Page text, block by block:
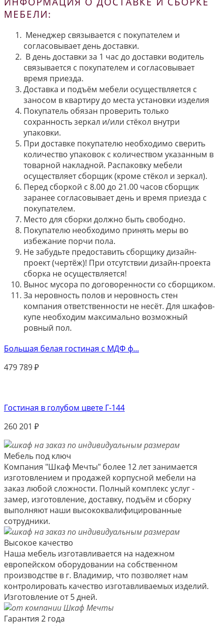
МЕБЕЛИ:
Менеджер связывается с покупателем и
согласовывает день доставки.
В день доставки за 1 час до доставки водитель
связывается с покупателем и согласовывает
время приезда.
Доставка и подъём мебели осуществляется с
заносом в квартиру до места установки изделия
Покупатель обязан проверить только
сохранность зеркал и/или стёкол внутри
упаковки.
При доставке покупателю необходимо сверить
количество упаковок с количеством указанным в
товарной накладной. Распаковку мебели
осуществляет сборщик (кроме стёкол и зеркал).
Перед сборкой с 8.00 до 21.00 часов сборщик
заранее согласовывает день и время приезда с
покупателем.
Место для сборки должно быть свободно.
Покупателю необходимо принять меры во
избежание порчи пола.
Не забудьте предоставить сборщику дизайн-
проект (чертёж)! При отсутствии дизайн-проекта
сборка не осуществляется!
Вынос мусора по договоренности со сборщиком.
За неровность полов и неровность стен
компания ответственности не несёт. Для шкафов-
купе необходим максимально возможный
ровный пол.
Большая белая гостиная с МДФ ф...
479 789₽
Гостиная в голубом цвете Г-144
260 201 ₽
Мебель под ключ
Компания "Шкаф Мечты" более 12 лет занимается
изготовлением и продажей корпусной мебели на
заказ любой сложности. Полный комплекс услуг -
замер, изготовление, доставку, подъём и сборку
выполняют наши высококвалифицированные
сотрудники.
Высокое качество
Наша мебель изготавливается на надежном
европейском оборудовании на собственном
производстве в г. Владимир, что позволяет нам
контролировать качество изготавливаемых изделий.
Изготовление от 5 дней.
Гарантия 2 года